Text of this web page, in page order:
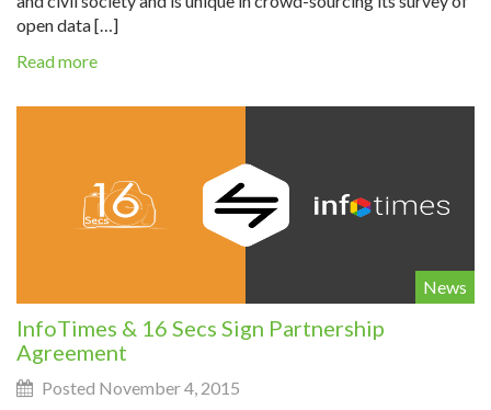
open data […]
Read more
News
InfoTimes & 16 Secs Sign Partnership
Agreement
Posted November 4, 2015